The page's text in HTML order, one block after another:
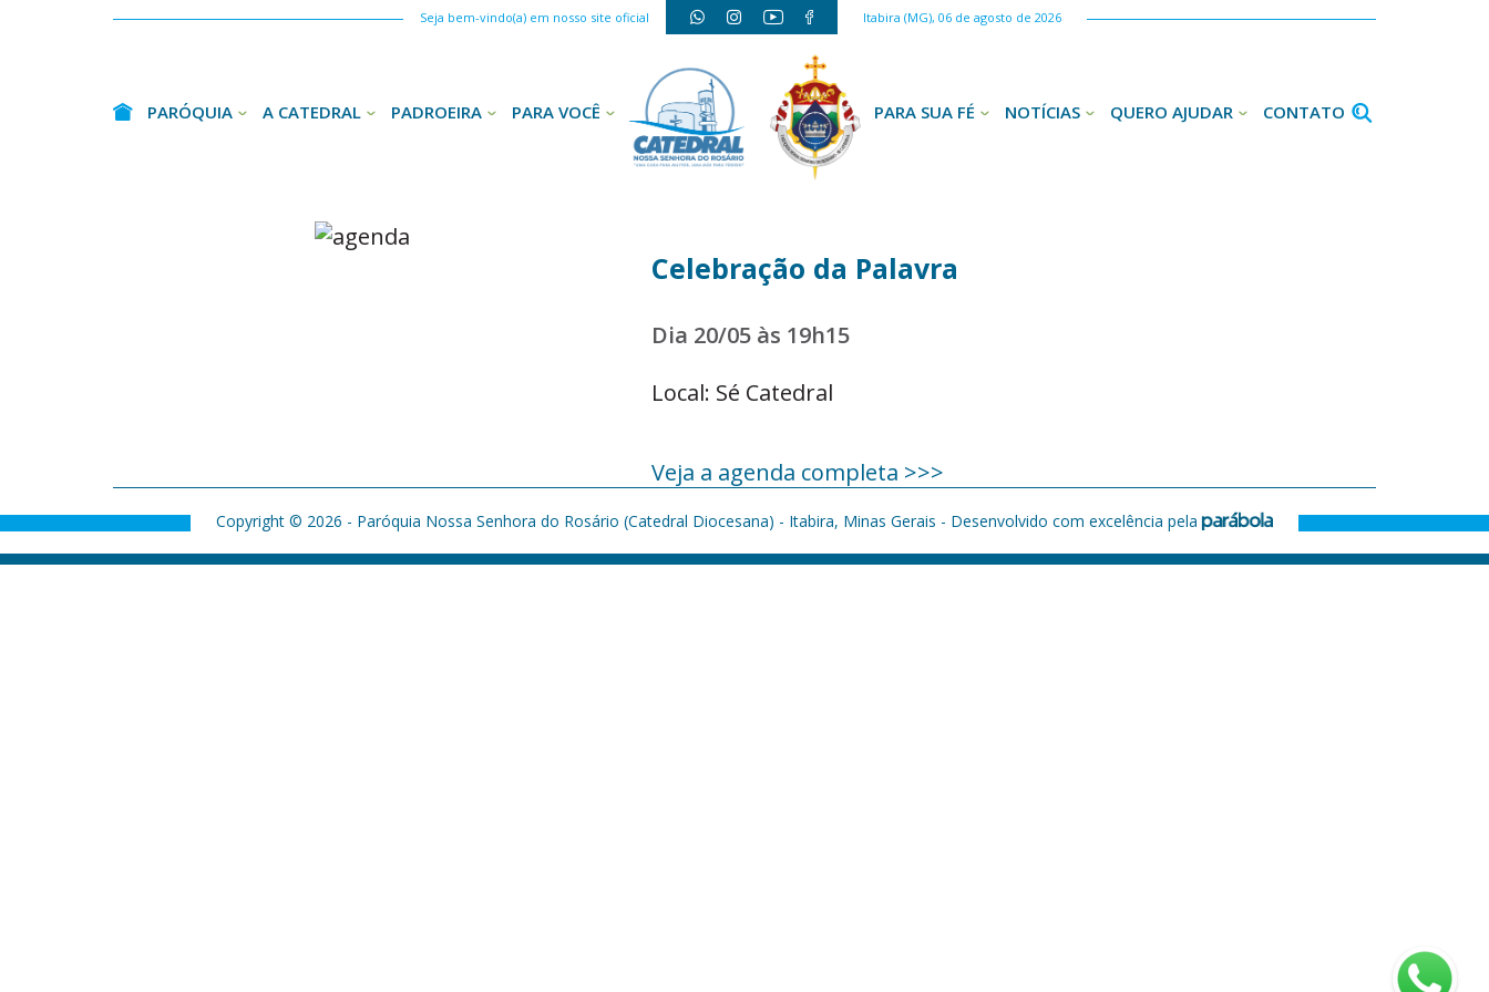
Seja bem-vindo(a) em nosso site oficial Itabira (MG), 06 de agosto de 2026
PARÓQUIA A CATEDRAL PADROEIRA PARA VOCÊ PARA SUA FÉ NOTÍCIAS QUERO AJUDAR CONTATO
Celebração da Palavra
Dia 20/05 às 19h15
Local: Sé Catedral
Veja a agenda completa >>>
Copyright © 2026 - Paróquia Nossa Senhora do Rosário (Catedral Diocesana) - Itabira, Minas Gerais - Desenvolvido com excelência pela